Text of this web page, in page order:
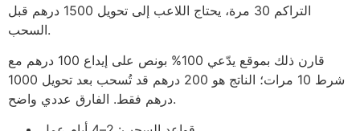
التراكم 30 مرة، يحتاج اللاعب إلى تحويل 1500 درهم قبل
السحب.
قارن ذلك بموقع يدّعي 100% بونص على إيداع 100 درهم مع
شرط 10 مرات؛ الناتج هو 200 درهم قد تُسحب بعد تحويل 1000
درهم فقط. الفارق عددي واضح.